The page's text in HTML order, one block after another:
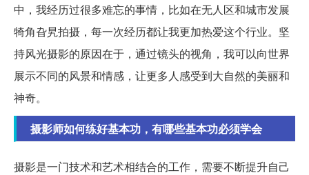
中，我经历过很多难忘的事情，比如在无人区和城市发展
犄角旮旯拍摄，每一次经历都让我更加热爱这个行业。坚
持风光摄影的原因在于，通过镜头的视角，我可以向世界
展示不同的风景和情感，让更多人感受到大自然的美丽和
神奇。
摄影师如何练好基本功，有哪些基本功必须学会
摄影是一门技术和艺术相结合的工作，需要不断提升自己